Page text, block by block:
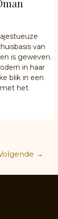
van
is geweven.
in haar
blik in een
het
→